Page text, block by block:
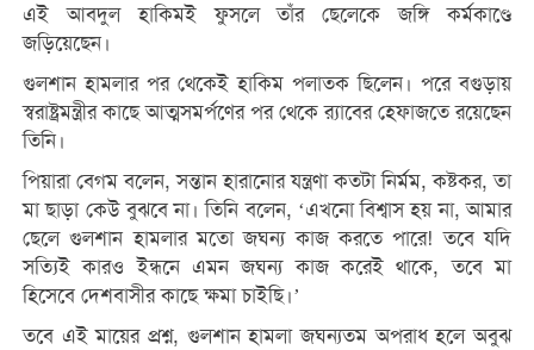
এই আবদুল হাকিমই ফুসলে তাঁর ছেলেকে জঙ্গি কর্মকাণ্ডে
জড়িয়েছেন।
গুলশান হামলার পর থেকেই হাকিম পলাতক ছিলেন। পরে বগুড়ায়
স্বরাষ্ট্রমন্ত্রীর কাছে আত্মসমর্পণের পর থেকে র‍্যাবের হেফাজতে রয়েছেন
তিনি।
পিয়ারা বেগম বলেন, সন্তান হারানোর যন্ত্রণা কতটা নির্মম, কষ্টকর, তা
মা ছাড়া কেউ বুঝবে না। তিনি বলেন, ‘এখনো বিশ্বাস হয় না, আমার
ছেলে গুলশান হামলার মতো জঘন্য কাজ করতে পারে! তবে যদি
সত্যিই কারও ইন্ধনে এমন জঘন্য কাজ করেই থাকে, তবে মা
হিসেবে দেশবাসীর কাছে ক্ষমা চাইছি।’
তবে এই মায়ের প্রশ্ন, গুলশান হামলা জঘন্যতম অপরাধ হলে অবুঝ